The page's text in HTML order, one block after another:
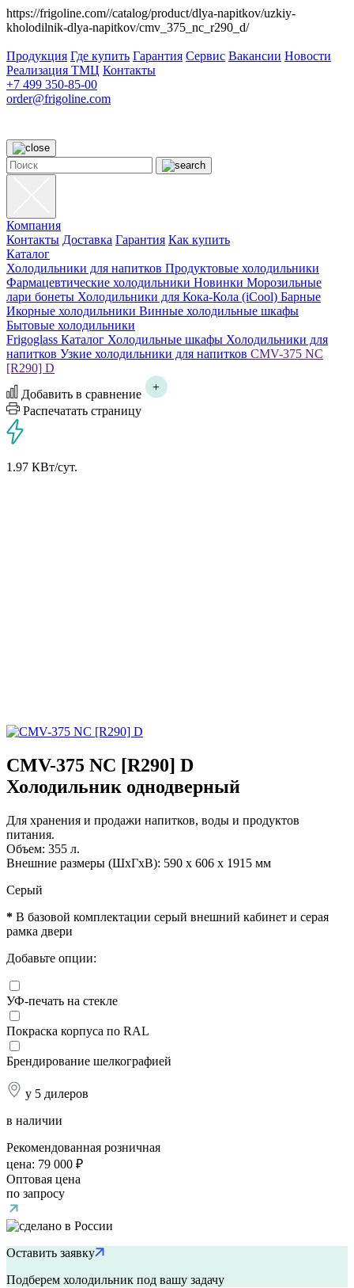
https://frigoline.com//catalog/product/dlya-napitkov/uzkiy-
kholodilnik-dlya-napitkov/cmv_375_nc_r290_d/
Продукция Где купить Гарантия Сервис Вакансии Новости
Реализация ТМЦ Контакты
+7 499 350-85-00
order@frigoline.com
Компания
Контакты Доставка Гарантия Как купить
Каталог
Холодильники для напитков Продуктовые холодильники
Фармацевтические холодильники Новинки Морозильные
лари бонеты Холодильники для Кока-Кола (iCool) Барные
Икорные холодильники Винные холодильные шкафы
Бытовые холодильники
Frigoglass Каталог Холодильные шкафы Холодильники для
напитков Узкие холодильники для напитков CMV-375 NC
[R290] D
Добавить в сравнение
Распечатать страницу
1.97 КВт/сут.
CMV-375 NC [R290] D
Холодильник однодверный
Для хранения и продажи напитков, воды и продуктов
питания.
Объем: 355 л.
Внешние размеры (ШхГхВ): 590 x 606 x 1915 мм
Серый
* В базовой комплектации серый внешний кабинет и серая
рамка двери
Добавьте опции:
УФ-печать на стекле
Покраска корпуса по RAL
Брендирование шелкографией
у 5 дилеров
в наличии
Рекомендованная розничная
цена: 79 000 ₽
Оптовая цена
по запросу
Оставить заявку
Подберем холодильник под вашу задачу